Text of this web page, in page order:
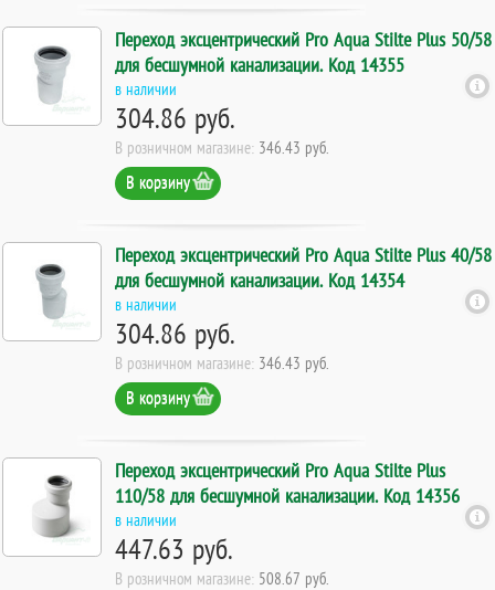
Переход эксцентрический Pro Aqua Stilte Plus 50/58
для бесшумной канализации. Код 14355
в наличии
304.86 руб.
В розничном магазине: 346.43 руб.
В корзину
Переход эксцентрический Pro Aqua Stilte Plus 40/58
для бесшумной канализации. Код 14354
в наличии
304.86 руб.
В розничном магазине: 346.43 руб.
В корзину
Переход эксцентрический Pro Aqua Stilte Plus
110/58 для бесшумной канализации. Код 14356
в наличии
447.63 руб.
В розничном магазине: 508.67 руб.